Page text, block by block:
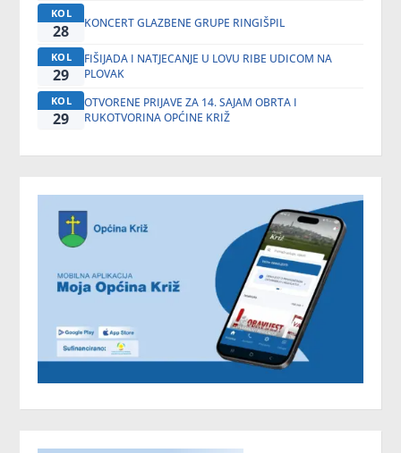
KOL
28 KONCERT GLAZBENE GRUPE RINGIŠPIL
KOL
29
FIŠIJADA I NATJECANJE U LOVU RIBE UDICOM NA
PLOVAK
KOL
29
OTVORENE PRIJAVE ZA 14. SAJAM OBRTA I
RUKOTVORINA OPĆINE KRIŽ